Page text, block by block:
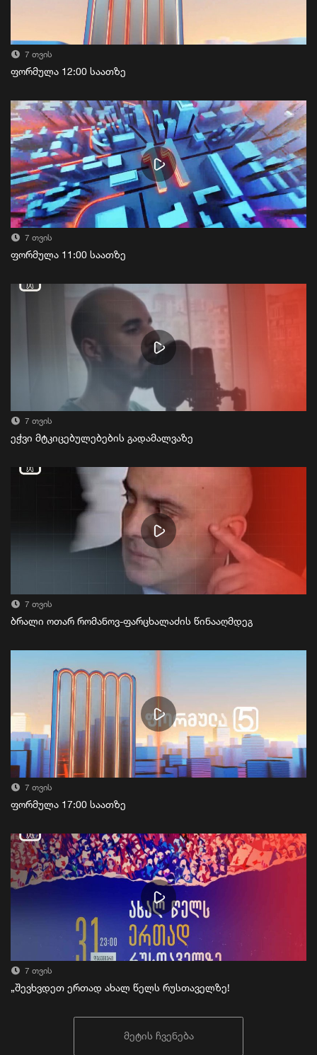
7 თვის
ფორმულა 12:00 საათზე
7 თვის
ფორმულა 11:00 საათზე
7 თვის
ეჭვი მტკიცებულებების გადამალვაზე
7 თვის
ბრალი ოთარ რომანოვ-ფარცხალაძის წინააღმდეგ
7 თვის
ფორმულა 17:00 საათზე
7 თვის
„შევხვდეთ ერთად ახალ წელს რუსთაველზე!
მეტის ჩვენება